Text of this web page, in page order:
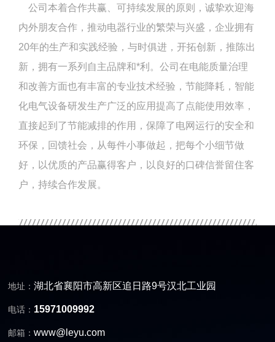
公司本着合作共赢、可持续发展的原则，诚挚欢迎海
内外朋友合作，推动电器行业的繁荣与兴盛，企业拥有
20年的生产和实践经验，与时俱进，开拓创新，推陈出
新，拥有一系列自主品牌和*利。公司在电能质量治理
和改善方面也有丰富的专业技术经验，节能降耗，智能
化电气设备研发生产广泛的应用提高了点能使用效率，
直接起到了节能减排的作用，保障了电网运行的安全和
环保，回馈社会，从每件小事做起，把每个小细节做
好，以优质的产品赢得客户，以良好的口碑信誉留住客
户，持续合作发展。
地址：湖北省襄阳市高新区追日路9号汉北工业园
电话： 15971009992
邮箱：www@leyu.com